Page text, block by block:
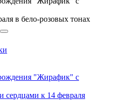
в бело-розовых тонах
сердцами к 14 февраля